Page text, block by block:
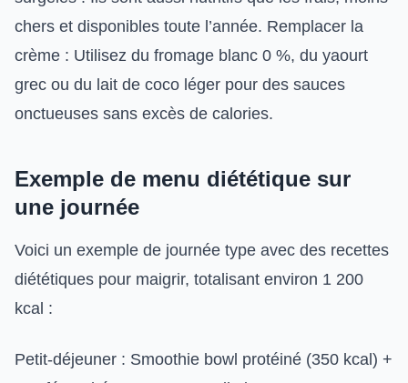
chers et disponibles toute l’année. Remplacer la
crème : Utilisez du fromage blanc 0 %, du yaourt
grec ou du lait de coco léger pour des sauces
onctueuses sans excès de calories.
Exemple de menu diététique sur
une journée
Voici un exemple de journée type avec des recettes
diététiques pour maigrir, totalisant environ 1 200
kcal :
Petit-déjeuner : Smoothie bowl protéiné (350 kcal) +